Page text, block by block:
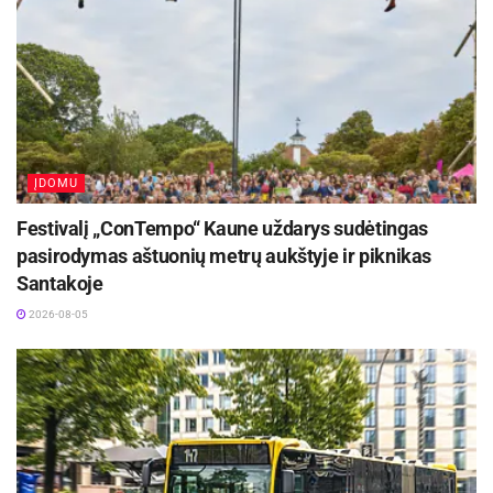
Žukauskas, antrą vietą pelnė Karolis Matuliauskas, o trečią
– Virgilijus Muralis.
5 km bėgime tarp moterų greičiausia buvo Ema Jurė, antrą
vietą užėmė Vaida Mickienė, trečią iškovojo Aistė
Valantiejienė. Vyrų grupėje 5 km bėgime nugalėtoju tapo
Remigijus Zalumskis, antrą vietą laimėjo Audrius
Bagdanavičius, o trečiąją – Giedrius Gaidys.
ĮDOMU
Festivalį „ConTempo“ Kaune uždarys sudėtingas
pasirodymas aštuonių metrų aukštyje ir piknikas
Santakoje
2026-08-05